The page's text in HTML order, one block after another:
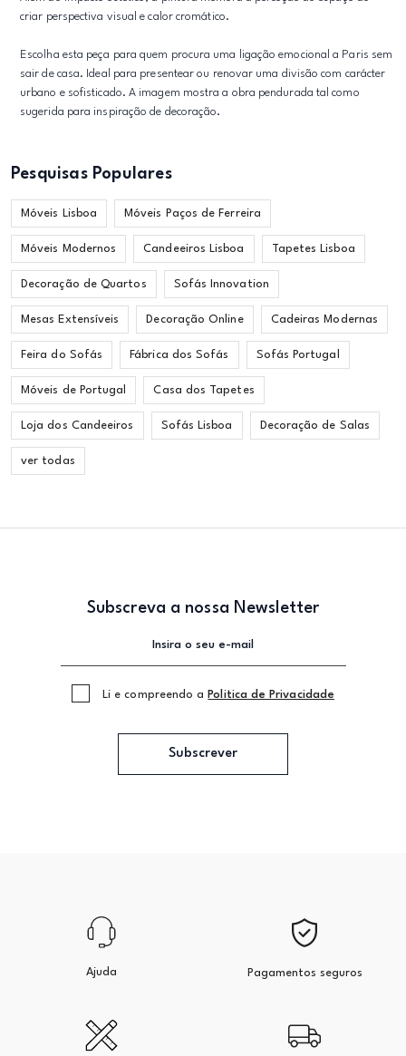
criar perspectiva visual e calor cromático.
Escolha esta peça para quem procura uma ligação emocional a Paris sem
sair de casa. Ideal para presentear ou renovar uma divisão com carácter
urbano e sofisticado. A imagem mostra a obra pendurada tal como
sugerida para inspiração de decoração.
Pesquisas Populares
Móveis Lisboa Móveis Paços de Ferreira
Móveis Modernos Candeeiros Lisboa Tapetes Lisboa
Decoração de Quartos Sofás Innovation
Mesas Extensíveis Decoração Online Cadeiras Modernas
Feira do Sofás Fábrica dos Sofás Sofás Portugal
Móveis de Portugal Casa dos Tapetes
Loja dos Candeeiros Sofás Lisboa Decoração de Salas
ver todas
Subscreva a nossa Newsletter
Li e compreendo a Politica de Privacidade
Subscrever
Ajuda Pagamentos seguros